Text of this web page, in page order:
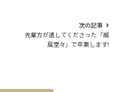
次の記事
先輩方が遺してくださった「威
風堂々」で卒業します!